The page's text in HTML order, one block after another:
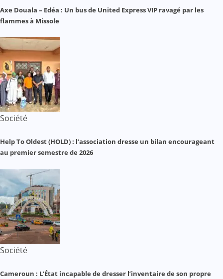
Axe Douala – Edéa : Un bus de United Express VIP ravagé par les
flammes à Missole
Société
Help To Oldest (HOLD) : l’association dresse un bilan encourageant
au premier semestre de 2026
Société
Cameroun : L’État incapable de dresser l’inventaire de son propre